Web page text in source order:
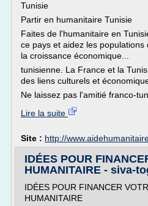
Tunisie
Partir en humanitaire Tunisie
Faites de l'humanitaire en
ce pays et aidez les
la croissance économique...
tunisienne. La France et la
des liens culturels et
Ne laissez pas l'amitié franco-
Lire la suite
Site : http://
IDÉES POUR
HUMANITAIRE - siva-
IDÉES POUR FINANCER
HUMANITAIRE